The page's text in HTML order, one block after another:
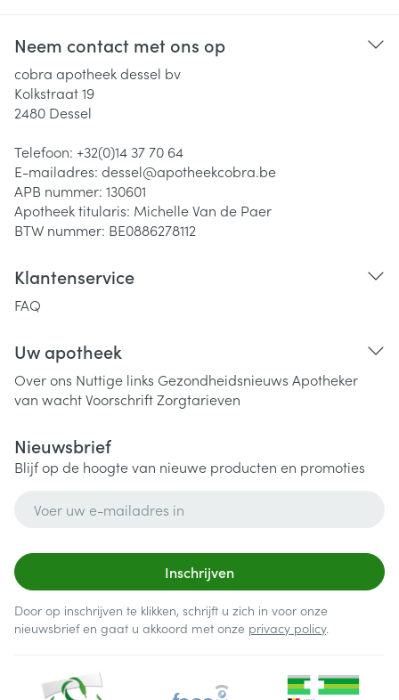
Neem contact met ons op
cobra apotheek dessel bv
Kolkstraat 19
2480 Dessel
Telefoon: +32(0)14 37 70 64
E-mailadres: dessel@apotheekcobra.be
APB nummer: 130601
Apotheek titularis: Michelle Van de Paer
BTW nummer: BE0886278112
Klantenservice
FAQ
Uw apotheek
Over ons Nuttige links Gezondheidsnieuws Apotheker
van wachtVoorschriftZorgtarieven
Nieuwsbrief
Blijf op de hoogte van nieuwe producten en promoties
Inschrijven
Door op inschrijven te klikken, schrijft u zich in voor onze
nieuwsbrief en gaat u akkoord met onze privacy policy.